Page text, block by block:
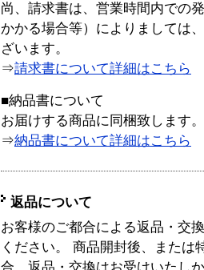
尚、請求書は、営業時間内での
かかる場合等）によりましては
ざいます。
⇒請求書について詳細はこちら
■納品書について
お届けする商品に同梱致します。
⇒納品書について詳細はこちら
返品について
お客様のご都合による返品・交
ください。 商品開封後、または